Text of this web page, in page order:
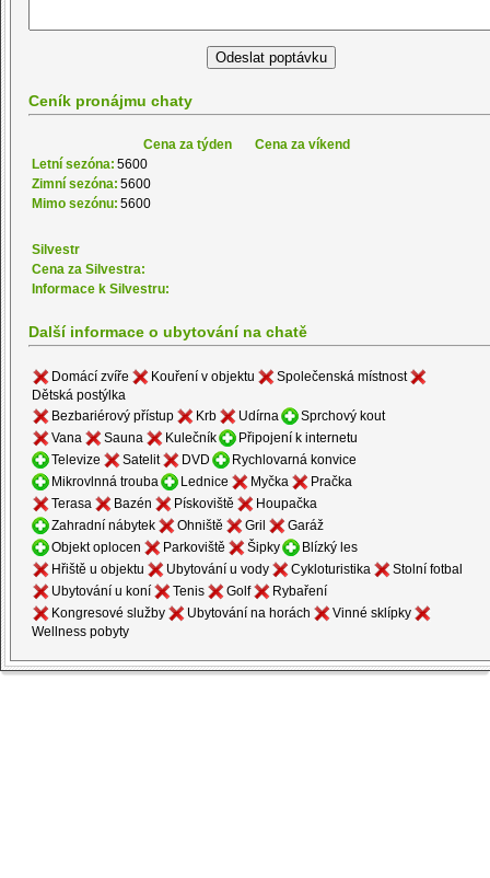
Ceník pronájmu chaty
Cena za týden
Cena za víkend
Letní sezóna: 5600
Zimní sezóna: 5600
Mimo sezónu: 5600
Silvestr
Cena za Silvestra:
Informace k Silvestru:
Další informace o ubytování na chatě
Domácí zvíře Kouření v objektu
Společenská místnost
Dětská postýlka
Bezbariérový přístup
Krb Udírna
Sprchový kout
Vana
Sauna Kulečník
Připojení k internetu
Televize
Satelit DVD
Rychlovarná konvice
Mikrovlnná trouba
Lednice Myčka
Pračka
Terasa
Bazén Pískoviště
Houpačka
Zahradní nábytek
Ohniště Gril
Garáž
Objekt oplocen
Parkoviště Šipky
Blízký les
Hřiště u objektu
Ubytování u vody Cykloturistika
Stolní fotbal
Ubytování u koní
Tenis Golf
Rybaření
Kongresové služby
Ubytování na horách
Vinné sklípky
Wellness pobyty